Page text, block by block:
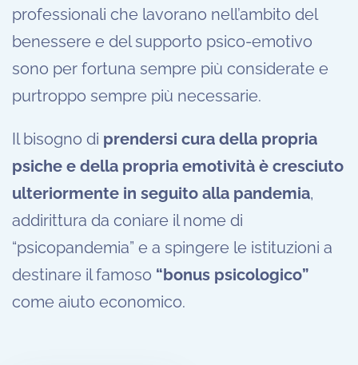
professionali che lavorano nell’ambito del
benessere e del supporto psico-emotivo
sono per fortuna sempre più considerate e
purtroppo sempre più necessarie.
Il bisogno di prendersi cura della propria
psiche e della propria emotività è cresciuto
ulteriormente in seguito alla pandemia,
addirittura da coniare il nome di
“psicopandemia” e a spingere le istituzioni a
destinare il famoso “bonus psicologico”
come aiuto economico.